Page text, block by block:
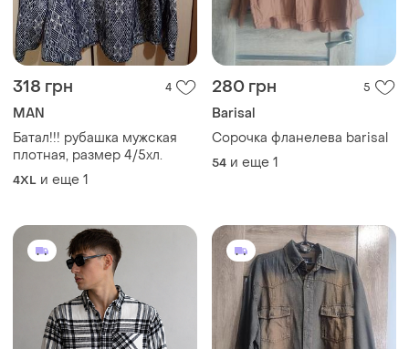
318 грн 4
MAN
Батал!!! рубашка мужская
плотная, размер 4/5хл.
4XL и еще 1
280 грн 5
Barisal
Сорочка фланелева barisal
54 и еще 1